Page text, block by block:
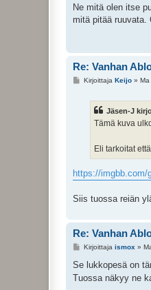
e
t
Ne mitä olen itse
mitä pitää ruuvata.
Re: Vanhan
VKirjoittaja Keijo» Ma
Jäsen-J
Tämä kuva
Eli tarkoitat
https://imgbb.com/
Siis tuossa reiän
Re: Vanhan
V
e
t
Kirjoittaja ismox »
Se lukkopesä on
Tuossa näkyy ne